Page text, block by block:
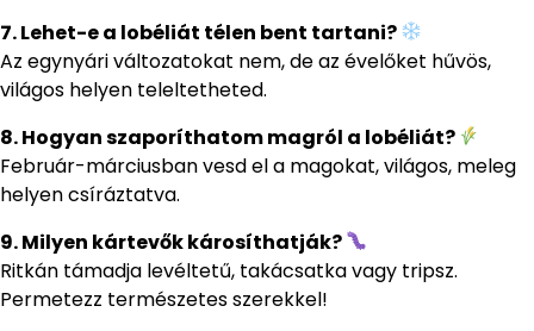
7. Lehet-e a lobéliát télen bent tartani?
Az egynyári változatokat nem, de az évelőket hűvös,
világos helyen teleltetheted.
8. Hogyan szaporíthatom magról a lobéliát?
Február-márciusban vesd el a magokat, világos, meleg
helyen csíráztatva.
9. Milyen kártevők károsíthatják?
Ritkán támadja levéltetű, takácsatka vagy tripsz.
Permetezz természetes szerekkel!